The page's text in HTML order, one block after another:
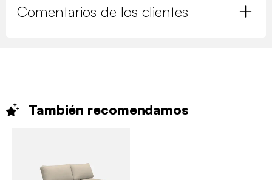
Comentarios de los clientes
También recomendamos